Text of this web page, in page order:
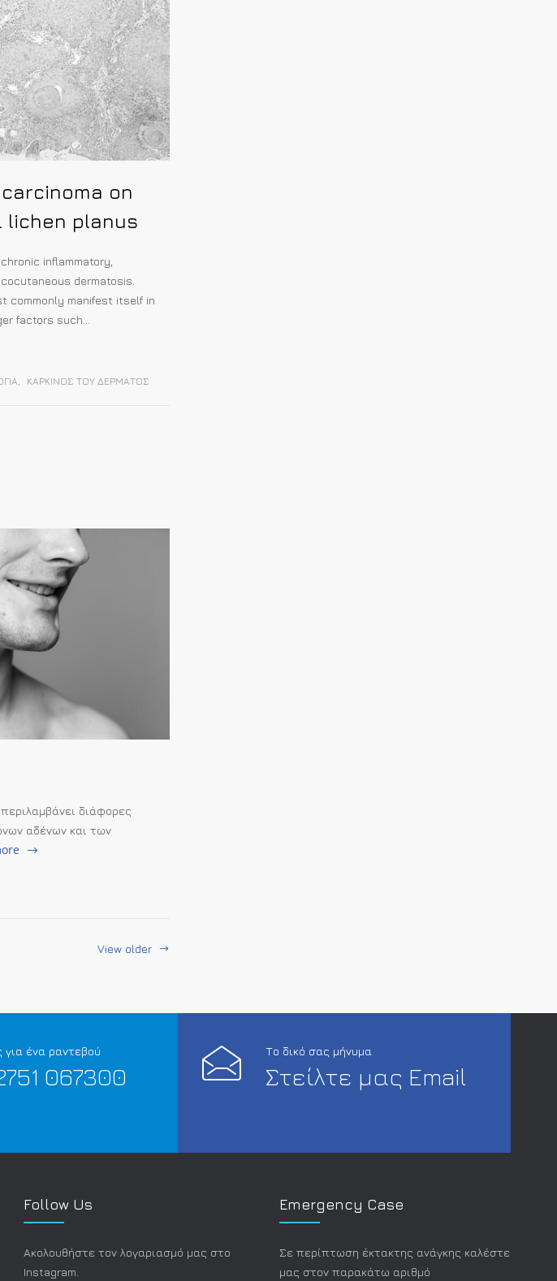
on
lichen planus
inflammatory,
dermatosis.
commonly manifest itself in
factors such…
ΚΑΡΚΙΝΟΣ ΤΟΥ ΔΕΡΜΑΤΟΣ
διάφορες
αδένων και των
View older
για ένα ραντεβού
067300
Το δικό σας μήνυμα
Στείλτε μας Email
Follow Us
Ακολουθήστε τον λογαριασμό μας στο
Instagram.
Emergency Case
Σε περίπτωση έκτακτης ανάγκης καλέστε
μας στον παρακάτω αριθμό